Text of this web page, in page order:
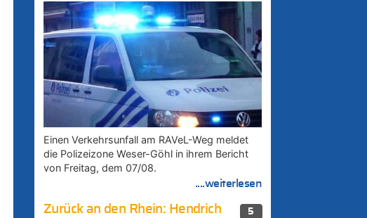
Einen Verkehrsunfall am RAVeL-Weg meldet
die Polizeizone Weser-Göhl in ihrem Bericht
von Freitag, dem 07/08.
....weiterlesen
5
Zurück an den Rhein: Hendrich